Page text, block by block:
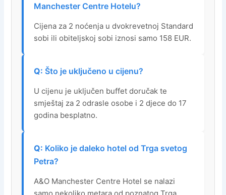
Manchester Centre Hotelu?
Cijena za 2 noćenja u dvokrevetnoj Standard
sobi ili obiteljskoj sobi iznosi samo 158 EUR.
Što je uključeno u cijenu?
U cijenu je uključen buffet doručak te
smještaj za 2 odrasle osobe i 2 djece do 17
godina besplatno.
Koliko je daleko hotel od Trga svetog
Petra?
A&O Manchester Centre Hotel se nalazi
samo nekoliko metara od poznatog Trga